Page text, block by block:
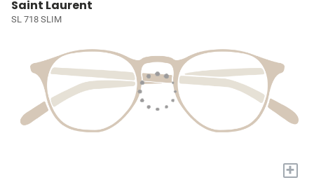
Saint Laurent
SL 718 SLIM
+